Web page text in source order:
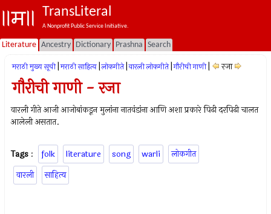
TransLiteral
A Nonprofit Public Service Initiative.
Literature Ancestry Dictionary Prashna Search
मराठी मुख्य सूची मराठी साहित्य लोकगीते वारली लोकगीते गौरीची गाणी रजा
गौरीची गाणी - रजा
वारली गीते आजी आजोबांकडून मुलांना नातवंडांना आणि अशा प्रकारे पिढी दरपिढी चालत
आलेली असतात.
Tags : folk literature song warli
लोकगीत
वारली
साहित्य